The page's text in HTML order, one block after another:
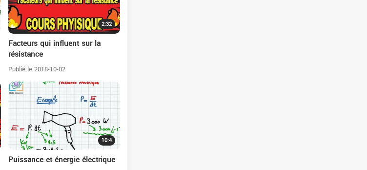
2:32
Facteurs qui influent sur la
résistance
Publié le 2018-10-02
10:4
Puissance et énergie électrique